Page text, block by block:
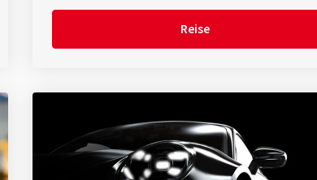
Reise